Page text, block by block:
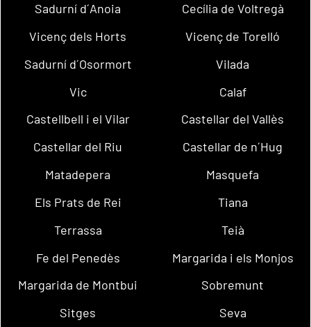
Sadurní d´Anoia
Cecília de Voltregà
Vicenç dels Horts
Vicenç de Torelló
Sadurní d´Osormort
Vilada
Vic
Calaf
Castellbell i el Vilar
Castellar del Vallès
Castellar del Riu
Castellar de n´Hug
Matadepera
Masquefa
Els Prats de Rei
Tiana
Terrassa
Teià
Fe del Penedès
Margarida i els Monjos
Margarida de Montbui
Sobremunt
Sitges
Seva